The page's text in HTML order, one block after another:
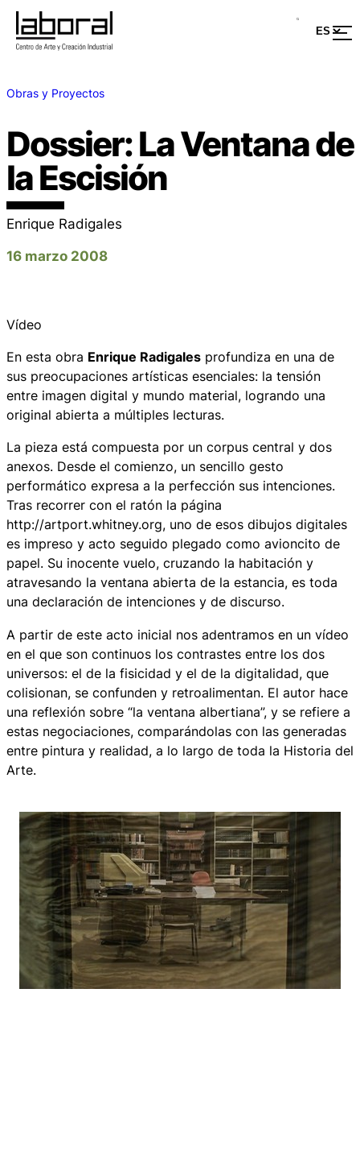
Obras y Proyectos
Dossier: La Ventana de
la Escisión
Enrique Radigales
16 marzo 2008
Vídeo
En esta obra Enrique Radigales profundiza en una de
sus preocupaciones artísticas esenciales: la tensión
entre imagen digital y mundo material, logrando una
original abierta a múltiples lecturas.
La pieza está compuesta por un corpus central y dos
anexos. Desde el comienzo, un sencillo gesto
performático expresa a la perfección sus intenciones.
Tras recorrer con el ratón la página
http://artport.whitney.org, uno de esos dibujos digitales
es impreso y acto seguido plegado como avioncito de
papel. Su inocente vuelo, cruzando la habitación y
atravesando la ventana abierta de la estancia, es toda
una declaración de intenciones y de discurso.
A partir de este acto inicial nos adentramos en un vídeo
en el que son continuos los contrastes entre los dos
universos: el de la fisicidad y el de la digitalidad, que
colisionan, se confunden y retroalimentan. El autor hace
una reflexión sobre “la ventana albertiana”, y se refiere a
estas negociaciones, comparándolas con las generadas
entre pintura y realidad, a lo largo de toda la Historia del
Arte.